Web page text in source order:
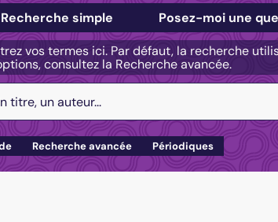
un type de recherche
Recherche simple
Posez-moi une
vos termes ici. Par défaut, la recherche
consultez la Recherche avancée.
Recherche avancée Périodiques